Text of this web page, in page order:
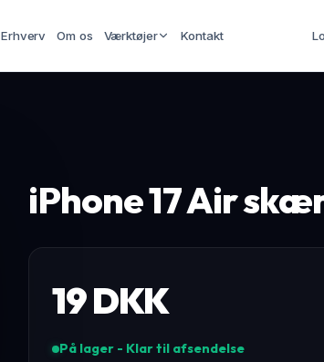
Erhverv Om os Værktøjer Kontakt
iPhone 17 Air
19DKK
På lager - Klar til afsendelse